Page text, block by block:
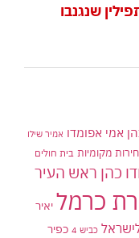
שנגנבו
אמי אפומדו אמיר שילו
מקומיות בית חולים
כהן ראש העיר
כרמל יאיר
כביש 4
כפיר